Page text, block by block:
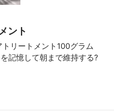
ント
トリートメント100グラム
記憶して朝まで維持する?